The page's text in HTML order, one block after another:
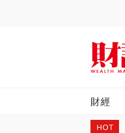
財經
HOT